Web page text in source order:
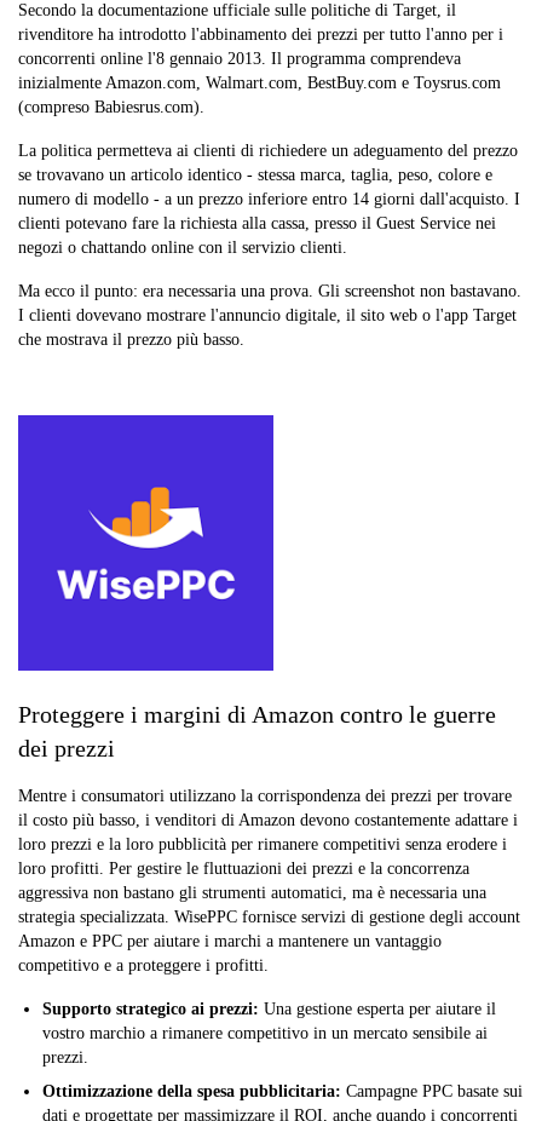
Secondo la documentazione ufficiale sulle politiche di Target, il
rivenditore ha introdotto l'abbinamento dei prezzi per tutto l'anno per i
concorrenti online l'8 gennaio 2013. Il programma comprendeva
inizialmente Amazon.com, Walmart.com, BestBuy.com e Toysrus.com
(compreso Babiesrus.com).
La politica permetteva ai clienti di richiedere un adeguamento del prezzo
se trovavano un articolo identico - stessa marca, taglia, peso, colore e
numero di modello - a un prezzo inferiore entro 14 giorni dall'acquisto. I
clienti potevano fare la richiesta alla cassa, presso il Guest Service nei
negozi o chattando online con il servizio clienti.
Ma ecco il punto: era necessaria una prova. Gli screenshot non bastavano.
I clienti dovevano mostrare l'annuncio digitale, il sito web o l'app Target
che mostrava il prezzo più basso.
Proteggere i margini di Amazon contro le guerre
dei prezzi
Mentre i consumatori utilizzano la corrispondenza dei prezzi per trovare
il costo più basso, i venditori di Amazon devono costantemente adattare i
loro prezzi e la loro pubblicità per rimanere competitivi senza erodere i
loro profitti. Per gestire le fluttuazioni dei prezzi e la concorrenza
aggressiva non bastano gli strumenti automatici, ma è necessaria una
strategia specializzata. WisePPC fornisce servizi di gestione degli account
Amazon e PPC per aiutare i marchi a mantenere un vantaggio
competitivo e a proteggere i profitti.
Supporto strategico ai prezzi: Una gestione esperta per aiutare il
vostro marchio a rimanere competitivo in un mercato sensibile ai
prezzi.
Ottimizzazione della spesa pubblicitaria: Campagne PPC basate sui
dati e progettate per massimizzare il ROI, anche quando i concorrenti